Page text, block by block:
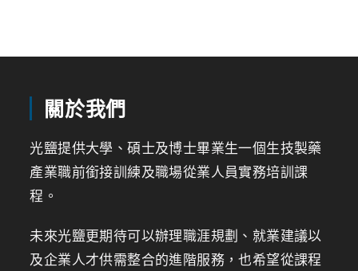
關於我們
光鹽提供大學、碩士及博士畢業生一個生技製藥
產業職前銜接訓練及職場從業人員實務培訓課
程。
未來光鹽更期待可以辦理職涯規劃、就業建議以
及企業人才供需整合的進階服務，也希望從課程